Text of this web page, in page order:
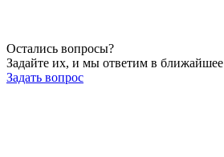
Остались вопросы?
Задайте их, и мы ответим в
Задать вопрос